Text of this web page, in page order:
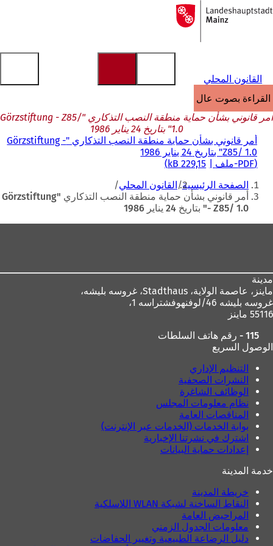
الانتقال إلى المحتوى
إلى
الصفحة
القانون المحلي
القراءة بصوت عالٍ
أمر قانوني بشأن حماية منطقة النصب التذكاري "Görzstiftung - Z85/
1.0" بتاريخ 24 يناير 1986
أمر قانوني بشأن حماية منطقة النصب التذكاري "Görzstiftung -
Z85/ 1.0" بتاريخ 24 يناير 1986
PDF-ملف 229,15 kB
أنت
هنا
الصفحة الرئيسية القانون المحلي
أمر قانوني بشأن حماية منطقة النصب التذكاري "Görzstiftung
- Z85/ 1.0" بتاريخ 24 يناير 1986
مدينة
ماينز، عاصمة الولاية،
غروسه بليشه 46/لوفنهوفشتراسه 1،
55116 ماينز
115 - رقم هاتف السلطات
الوصول السريع
التنظيم الإداري
النشرات الصحفية
الوظائف الشاغرة
نظام معلومات المجلس
المناقصات العامة
بوابة الخدمات (الخدمات عبر الإنترنت)
اشترك في نشرتنا الإخبارية
إعدادات حماية البيانات
خدمة المدينة
خريطة المدينة
النقاط الساخنة لشبكة WLAN اللاسلكية
المراحيض العامة
معلومات الجدول الزمني
دليل الرضاعة الطبيعية وتغيير الحفاضات